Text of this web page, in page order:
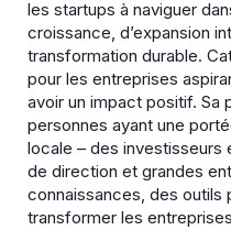
les startups à naviguer
croissance, d’expansion
transformation durable.
pour les entreprises
avoir un impact positif.
personnes ayant une
locale – des investisseurs
de direction et grandes
connaissances, des outils
transformer les